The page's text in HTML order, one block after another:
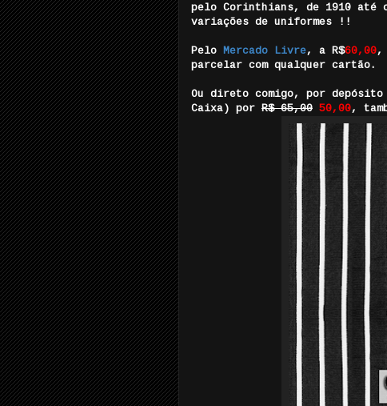
pelo Corinthians, de 1910 até
variações de uniformes !!
Pelo Mercado Livre, a R$60,00,
parcelar com qualquer cartão.
Ou direto comigo, por
Caixa) por R$ 65,00 50,00,